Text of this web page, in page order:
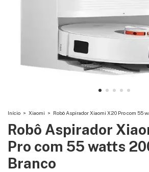
Início > Xiaomi > Robô Aspirador Xiaomi X20 Pro com 55
Robô Aspirador
Pro com 55 watts
Branco